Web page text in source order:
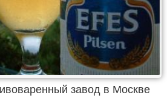
завод в Москве